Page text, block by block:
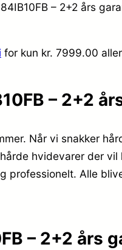
– 2+2 års
for kun kr. 7999.00
– 2+2
Når vi snakker
hvidevarer der
professionelt. Alle
– 2+2 års